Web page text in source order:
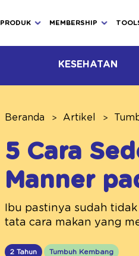
PRODUK MEMBERSHIP
KESEHATAN
Beranda Artikel
5 Cara
Manner
Ibu pastinya sudah
tata cara makan yang
2 Tahun Tumbuh Kembang